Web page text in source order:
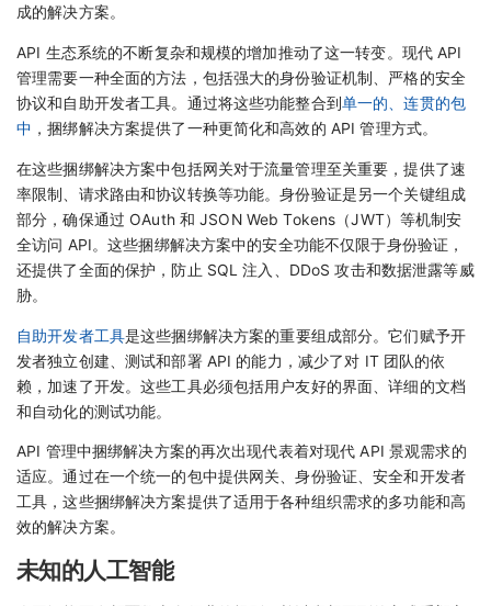
成的解决方案。
API 生态系统的不断复杂和规模的增加推动了这一转变。现代 API
管理需要一种全面的方法，包括强大的身份验证机制、严格的安全
协议和自助开发者工具。通过将这些功能整合到单一的、连贯的包
中 ，捆绑解决方案提供了一种更简化和高效的 API 管理方式。
在这些捆绑解决方案中包括网关对于流量管理至关重要，提供了速
率限制、请求路由和协议转换等功能。身份验证是另一个关键组成
部分，确保通过 OAuth 和 JSON Web Tokens（JWT）等机制安
全访问 API。这些捆绑解决方案中的安全功能不仅限于身份验证，
还提供了全面的保护，防止 SQL 注入、DDoS 攻击和数据泄露等威
胁。
自助开发者工具是这些捆绑解决方案的重要组成部分。它们赋予开
发者独立创建、测试和部署 API 的能力，减少了对 IT 团队的依
赖，加速了开发。这些工具必须包括用户友好的界面、详细的文档
和自动化的测试功能。
API 管理中捆绑解决方案的再次出现代表着对现代 API 景观需求的
适应。通过在一个统一的包中提供网关、身份验证、安全和开发者
工具，这些捆绑解决方案提供了适用于各种组织需求的多功能和高
效的解决方案。
未知的人工智能